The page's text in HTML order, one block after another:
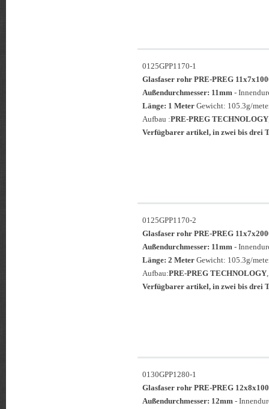
0125GPP1170-1
Glasfaser rohr PRE-PREG
Außendurchmesser: 11mm -
Länge: 1 Meter Gewicht: 105.3g/
Aufbau :PRE-PREG TECHNOLOGY
Verfügbarer artikel, in zwei bis drei
0125GPP1170-2
Glasfaser rohr PRE-PREG
Außendurchmesser: 11mm -
Länge: 2 Meter Gewicht: 105.3g/
Aufbau:PRE-PREG TECHNOLOGY
Verfügbarer artikel, in zwei bis drei
0130GPP1280-1
Glasfaser rohr PRE-PREG
Außendurchmesser: 12mm -